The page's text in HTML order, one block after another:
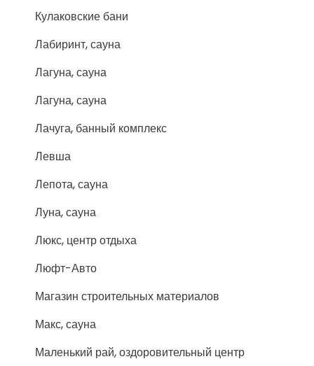
Кулаковские бани
Лабиринт, сауна
Лагуна, сауна
Лагуна, сауна
Лачуга, банный комплекс
Левша
Лепота, сауна
Луна, сауна
Люкс, центр отдыха
Люфт-Авто
Магазин строительных материалов
Макс, сауна
Маленький рай, оздоровительный центр